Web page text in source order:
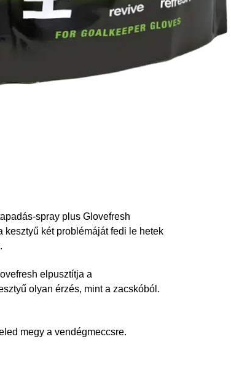
spray plus Glovefresh
kesztyű két problémáját fedi le hetek
elpusztítja a
olyan érzés, mint a zacskóból.
megy a vendégmeccsre.